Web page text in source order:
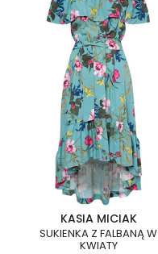
KASIA MICIAK
SUKIENKA Z FALBANĄ W
KWIATY